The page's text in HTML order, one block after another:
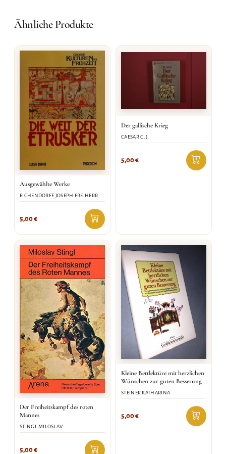
Ähnliche Produkte
Ausgewählte Werke
EICHENDORFF JOSEPH FREIHERR
5,00€
Der gallische Krieg
CAESAR G.J.
5,00€
Der Freiheitskampf des roten
Mannes
STINGL MILOSLAV
5,00€
Kleine Bettlektüre mit herzlichen
Wünschen zur guten Besserung
STEINER KATHARINA
5,00€